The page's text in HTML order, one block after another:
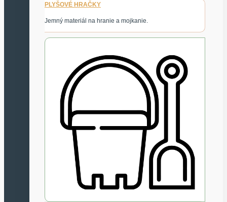
PLYŠOVÉ HRAČKY
Jemný materiál na hranie a mojkanie.